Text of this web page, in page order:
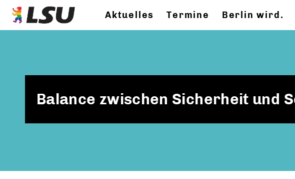
Aktuelles Termine Berlin wird.
Balance zwischen Sicherheit und